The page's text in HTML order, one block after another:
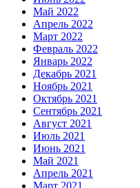
Май 2022
Апрель 2022
Март 2022
Февраль 2022
Январь 2022
Декабрь 2021
Ноябрь 2021
Октябрь 2021
Сентябрь 2021
Август 2021
Июль 2021
Июнь 2021
Май 2021
Апрель 2021
Март 2021